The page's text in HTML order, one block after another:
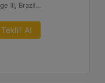
China Nonroad Stage III, Brazil MAR-1, UN ECE R96 Stage IIIA
Teklif Al